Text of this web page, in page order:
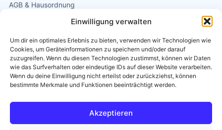
Einwilligung verwalten
Um dir ein optimales Erlebnis zu bieten, verwenden wir Technologien wie
Cookies, um Geräteinformationen zu speichern und/oder darauf
zuzugreifen. Wenn du diesen Technologien zustimmst, können wir Daten
wie das Surfverhalten oder eindeutige IDs auf dieser Website verarbeiten.
Wenn du deine Einwilligung nicht erteilst oder zurückziehst, können
bestimmte Merkmale und Funktionen beeinträchtigt werden.
Akzeptieren
AGB & Hausordnung
Kontakt
Griesgasse 1
8020 Graz
0664 / 2663838